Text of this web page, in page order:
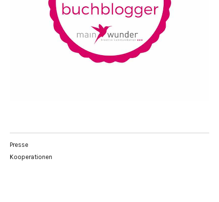
Presse
Kooperationen